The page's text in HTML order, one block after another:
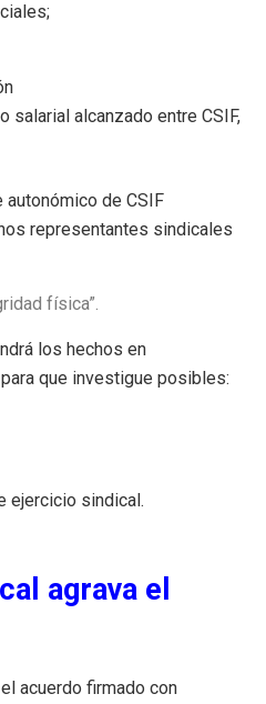
salarial alcanzado entre CSIF,
de CSIF
representantes sindicales
física”.
los hechos en
que investigue posibles:
ejercicio sindical.
agrava el
acuerdo firmado con